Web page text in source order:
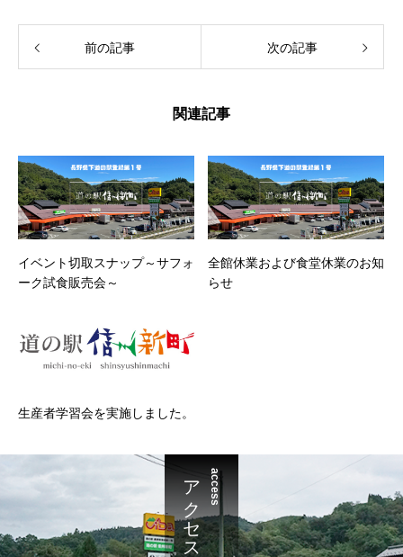
前の記事 次の記事
関連記事
イベント切取スナップ～サフォ
ーク試食販売会～
全館休業および食堂休業のお知
らせ
生産者学習会を実施しました。
access
アクセス